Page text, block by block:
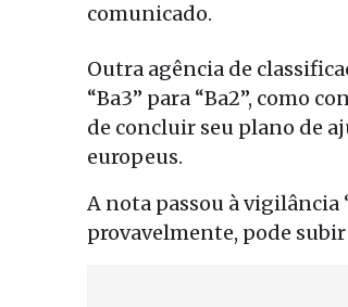
comunicado.
Outra agência de
“Ba3” para “Ba2”, como
de concluir seu plano de
europeus.
A nota passou à
provavelmente, pode subir